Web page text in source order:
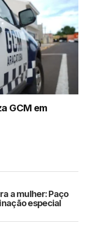
GCM em
a mulher: Paço
especial